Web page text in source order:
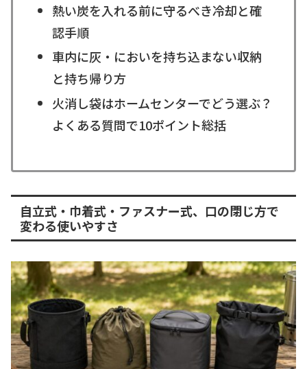
熱い炭を入れる前に守るべき冷却と確
認手順
車内に灰・においを持ち込まない収納
と持ち帰り方
火消し袋はホームセンターでどう選ぶ？
よくある質問で10ポイント総括
自立式・巾着式・ファスナー式、口の閉じ方で
変わる使いやすさ